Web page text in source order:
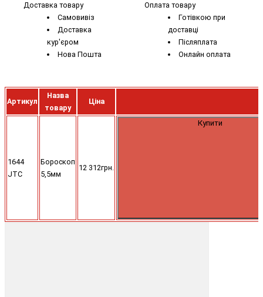
Доставка товару
Самовивіз
Доставка
кур'єром
Нова Пошта
Оплата товару
Готівкою при
доставці
Післяплата
Онлайн оплата
Артикул
Назва
товару
Ціна
1644
JTC
Бороскоп
5,5мм
12 312грн.
Купити